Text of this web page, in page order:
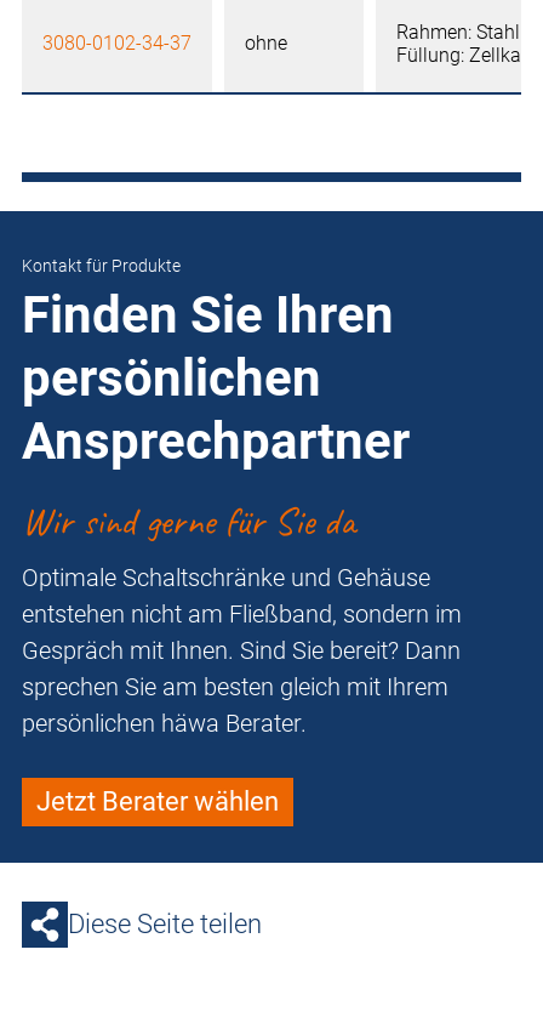
3080-0102-34-37 ohne
Rahmen:
Füllung:
Kontakt für Produkte
Finden Sie Ihren
persönlichen
Ansprechpartner
Wir sind gerne für Sie da
Optimale Schaltschränke und Gehäuse
entstehen nicht am Fließband, sondern im
Gespräch mit Ihnen. Sind Sie bereit? Dann
sprechen Sie am besten gleich mit Ihrem
persönlichen häwa Berater.
Jetzt Berater wählen
Diese Seite teilen